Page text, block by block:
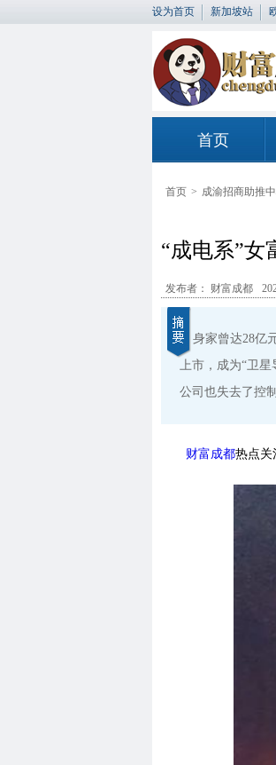
设为首页 新加坡站
首页
首页 > 成渝招商助推
“成电系”女
发布者： 财富成都
身家曾达28亿
上市，成为“卫
公司也失去了控
财富成都热点关